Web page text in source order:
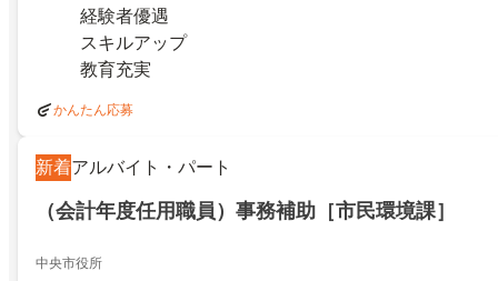
経験者優遇
スキルアップ
教育充実
かんたん応募
新着アルバイト・パート
（会計年度任用職員）事務補助［市民環境課］
中央市役所